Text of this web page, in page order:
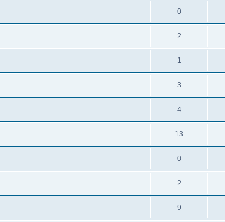
0
2
1
3
4
13
0
2
9